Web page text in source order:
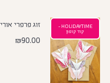
HOLIDAYTIME -
קוד קופון
זוג פרפרי
₪90.00